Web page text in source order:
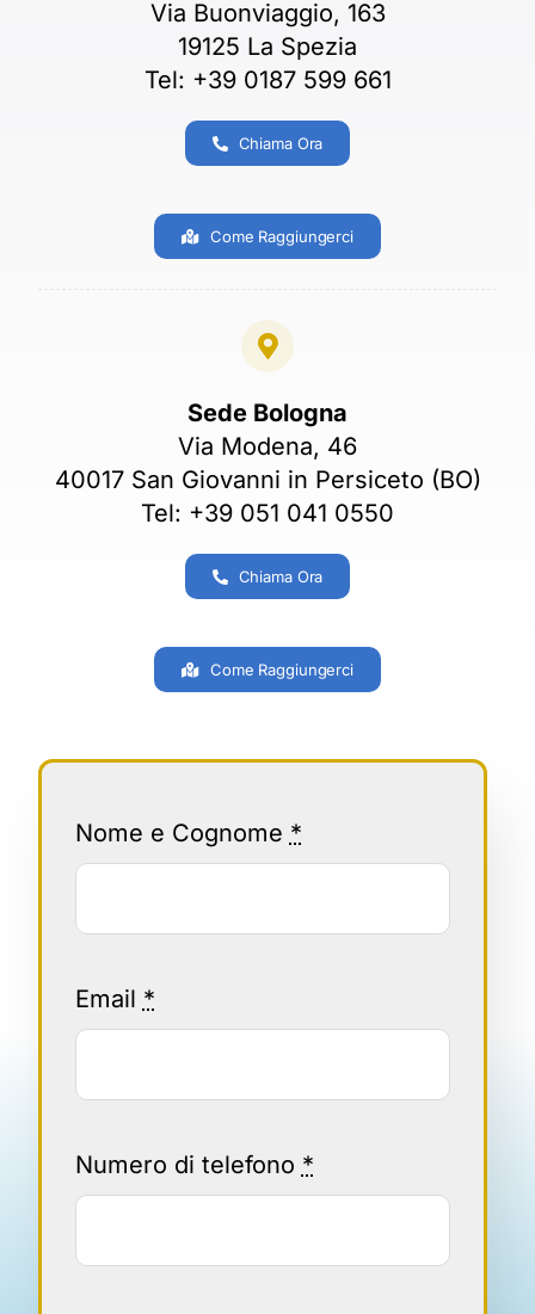
Via Buonviaggio, 163
19125 La Spezia
Tel: +39 0187 599 661
Chiama Ora
Come Raggiungerci
Sede Bologna
Via Modena, 46
40017 San Giovanni in Persiceto (BO)
Tel: +39 051 041 0550
Chiama Ora
Come Raggiungerci
Nome e Cognome *
Email *
Numero di telefono *